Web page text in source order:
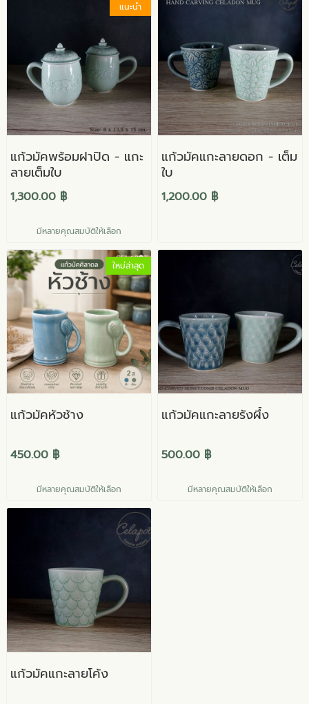
แนะนำ
แก้วมัคพร้อมฝาปิด - แกะ
ลายเต็มใบ
1,300.00 ฿
มีหลายคุณสมบัติให้เลือก
แก้วมัคแกะลายดอก - เต็ม
ใบ
1,200.00 ฿
ใหม่ล่าสุด
แก้วมัคหัวช้าง
450.00 ฿
มีหลายคุณสมบัติให้เลือก
แก้วมัคแกะลายรังผึ้ง
500.00 ฿
มีหลายคุณสมบัติให้เลือก
แก้วมัคแกะลายโค้ง